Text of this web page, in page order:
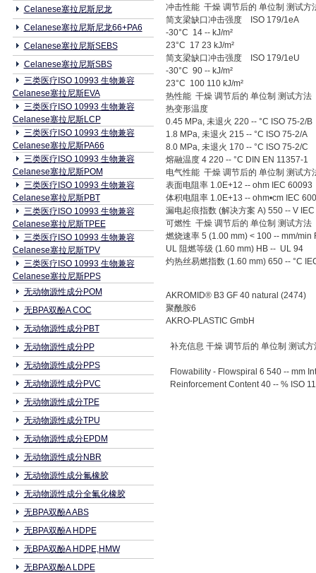
Celanese塞拉尼斯尼龙
Celanese塞拉尼斯尼龙66+PA6
Celanese塞拉尼斯SEBS
Celanese塞拉尼斯SBS
三类医疗ISO 10993 生物兼容
Celanese塞拉尼斯EVA
三类医疗ISO 10993 生物兼容
Celanese塞拉尼斯LCP
三类医疗ISO 10993 生物兼容
Celanese塞拉尼斯PA66
三类医疗ISO 10993 生物兼容
Celanese塞拉尼斯POM
三类医疗ISO 10993 生物兼容
Celanese塞拉尼斯PBT
三类医疗ISO 10993 生物兼容
Celanese塞拉尼斯TPEE
三类医疗ISO 10993 生物兼容
Celanese塞拉尼斯TPV
三类医疗ISO 10993 生物兼容
Celanese塞拉尼斯PPS
无动物源性成分POM
无BPA双酚A COC
无动物源性成分PBT
无动物源性成分PP
无动物源性成分PPS
无动物源性成分PVC
无动物源性成分TPE
无动物源性成分TPU
无动物源性成分EPDM
无动物源性成分NBR
无动物源性成分氟橡胶
无动物源性成分全氟化橡胶
无BPA双酚A ABS
无BPA双酚A HDPE
无BPA双酚A HDPE,HMW
无BPA双酚A LDPE
冲击性能 干燥 调节后的 单位制 测试方
简支梁缺口冲击强度 ISO 179/1eA
-30°C 14 -- kJ/m²
23°C 17 23 kJ/m²
简支梁缺口冲击强度 ISO 179/1eU
-30°C 90 -- kJ/m²
23°C 100 110 kJ/m²
热性能 干燥 调节后的 单位制 测试方法
热变形温度
0.45 MPa, 未退火 220 -- °C ISO 75-2/B
1.8 MPa, 未退火 215 -- °C ISO 75-2/A
8.0 MPa, 未退火 170 -- °C ISO 75-2/C
熔融温度 4 220 -- °C DIN EN 11357-1
电气性能 干燥 调节后的 单位制 测试方
表面电阻率 1.0E+12 -- ohm IEC 60093
体积电阻率 1.0E+13 -- ohm•cm IEC
漏电起痕指数 (解决方案 A) 550 -- V
可燃性 干燥 调节后的 单位制 测试方法
燃烧速率 5 (1.00 mm) < 100 -- mm/min
UL 阻燃等级 (1.60 mm) HB -- UL 94
灼热丝易燃指数 (1.60 mm) 650 -- °C
AKROMID® B3 GF 40 natural (2474)
聚酰胺6
AKRO-PLASTIC GmbH
补充信息 干燥 调节后的 单位制 测试
Flowability - Flowspiral 6 540 -- mm
Reinforcement Content 40 -- % ISO